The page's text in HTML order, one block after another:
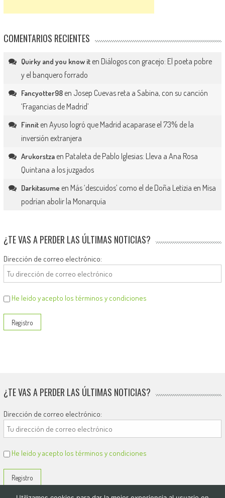
COMENTARIOS RECIENTES
Quirky and you know iten Diálogos con gracejo: El poeta pobre
y el banquero forrado
Fancyotter98en Josep Cuevas reta a Sabina, con su canción
‘Fragancias de Madrid’
Finniten Ayuso logró que Madrid acaparase el 73% de la
inversión extranjera
Arukorstzaen Pataleta de Pablo Iglesias: Lleva a Ana Rosa
Quintana a los juzgados
Darkitasume en Más ‘descuidos’ como el de Doña Letizia en Misa
podrían abolir la Monarquía
¿TE VAS A PERDER LAS ÚLTIMAS NOTICIAS?
Dirección de correo electrónico:
He leído y acepto los términos y condiciones
¿TE VAS A PERDER LAS ÚLTIMAS NOTICIAS?
Dirección de correo electrónico:
He leído y acepto los términos y condiciones